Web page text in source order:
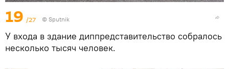
19 /27 © Sputnik
У входа в здание диппредставительство собралось
несколько тысяч человек.